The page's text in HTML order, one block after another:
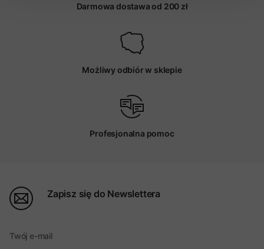
Darmowa dostawa od 200 zł
Możliwy odbiór w sklepie
Profesjonalna pomoc
Zapisz się do Newslettera
Twój e-mail